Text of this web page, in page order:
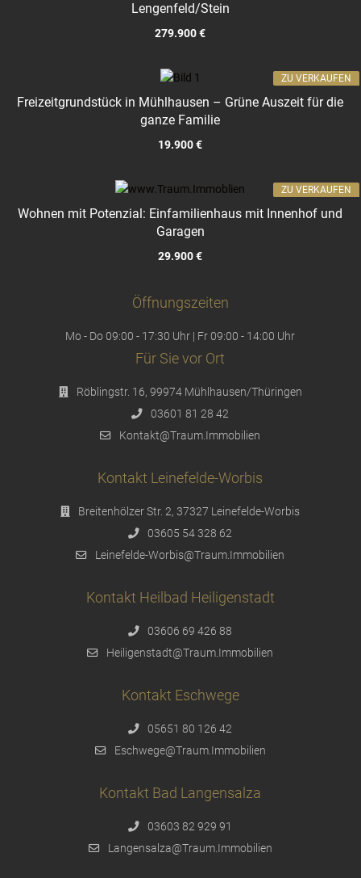
Lengenfeld/Stein
279.900 €
Freizeitgrundstück in Mühlhausen – Grüne Auszeit für die
ganze Familie
19.900 €
ZU VERKAUFEN
Wohnen mit Potenzial: Einfamilienhaus mit Innenhof und
Garagen
29.900 €
ZU VERKAUFEN
Öffnungszeiten
Mo - Do 09:00 - 17:30 Uhr | Fr 09:00 - 14:00 Uhr
Für Sie vor Ort
Röblingstr. 16, 99974 Mühlhausen/Thüringen
03601 81 28 42
Kontakt@Traum.Immobilien
Kontakt Leinefelde-Worbis
Breitenhölzer Str. 2, 37327 Leinefelde-Worbis
03605 54 328 62
Leinefelde-Worbis@Traum.Immobilien
Kontakt Heilbad Heiligenstadt
03606 69 426 88
Heiligenstadt@Traum.Immobilien
Kontakt Eschwege
05651 80 126 42
Eschwege@Traum.Immobilien
Kontakt Bad Langensalza
03603 82 929 91
Langensalza@Traum.Immobilien